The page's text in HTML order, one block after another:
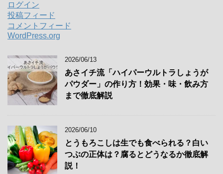
ログイン
投稿フィード
コメントフィード
WordPress.org
2026/06/13
あさイチ流「ハイパーウルトラしょうが
パウダー」の作り方！効果・味・飲み方
まで徹底解説
2026/06/10
とうもろこしは生でも食べられる？白い
つぶの正体は？腐るとどうなるか徹底解
説！